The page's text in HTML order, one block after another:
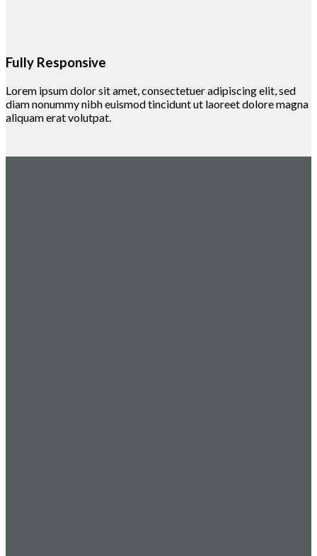
Fully Responsive
Lorem ipsum dolor sit amet, consectetuer adipiscing elit, sed
diam nonummy nibh euismod tincidunt ut laoreet dolore magna
aliquam erat volutpat.